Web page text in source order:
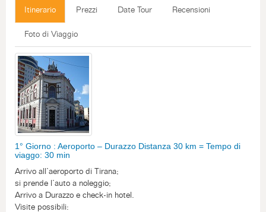
Itinerario Prezzi Date Tour Recensioni
Foto di Viaggio
1° Giorno : Aeroporto – Durazzo Distanza 30 km = Tempo di
viaggo: 30 min
Arrivo all’aeroporto di Tirana;
si prende l’auto a noleggio;
Arrivo a Durazzo e check-in hotel.
Visite possibili: